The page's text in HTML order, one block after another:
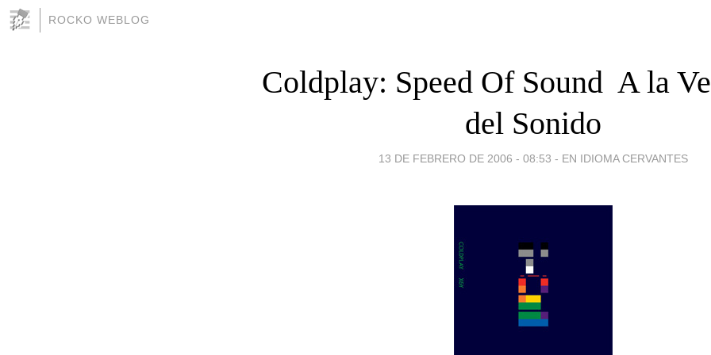
ROCKO WEBLOG
Coldplay: Speed Of Sound  A la
del Sonido
13 DE FEBRERO DE 2006 - 08:53 - EN IDIOMA CERVANTES